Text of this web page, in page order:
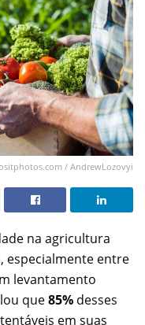
/ AndrewLozovyi
na agricultura
, especialmente entre
levantamento
que85% desses
em suas